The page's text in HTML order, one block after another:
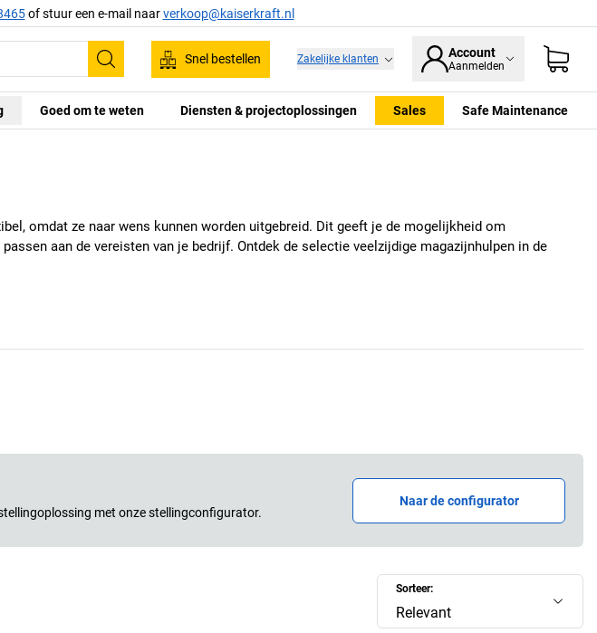
of stuur een e-mail naarverkoop@kaiserkraft.nl
Zoeken
Snel bestellen Zakelijke klanten Account
Aanmelden
Goed om te weten Diensten & projectoplossingen Sales Safe Maintenance
omdat ze naar wens kunnen worden uitgebreid. Dit geeft je de mogelijkheid om
aan de vereisten van je bedrijf. Ontdek de selectie veelzijdige magazijnhulpen in de
met onze stellingconfigurator.
Naar de configurator
Sorteer:
Relevant